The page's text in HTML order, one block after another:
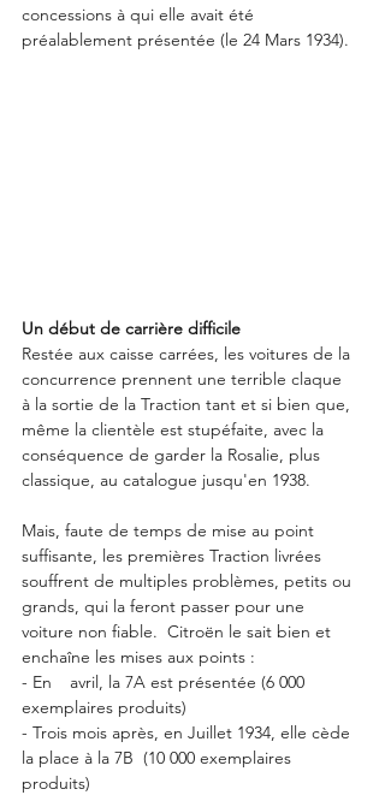
concessions à qui elle avait été
préalablement présentée (le 24 Mars 1934).
Un début de carrière difficile
Restée aux caisse carrées, les voitures de la
concurrence prennent une terrible claque
à la sortie de la Traction tant et si bien que,
même la clientèle est stupéfaite, avec la
conséquence de garder la Rosalie, plus
classique, au catalogue jusqu'en 1938.
Mais, faute de temps de mise au point
suffisante, les premières Traction livrées
souffrent de multiples problèmes, petits ou
grands, qui la feront passer pour une
voiture non fiable.  Citroën le sait bien et
enchaîne les mises aux points :
- En	avril, la 7A est présentée (6 000
exemplaires produits)
- Trois mois après, en Juillet 1934, elle cède
la place à la 7B  (10 000 exemplaires
produits)